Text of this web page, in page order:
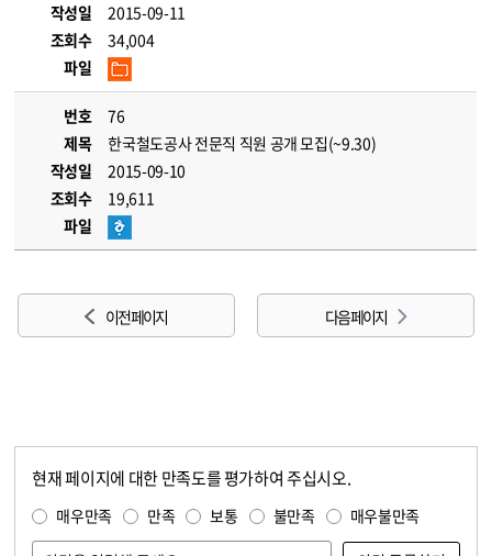
작성일
2015-09-11
조회수
34,004
파일
번호
76
제목
한국철도공사 전문직 직원 공개 모집(~9.30)
작성일
2015-09-10
조회수
19,611
파일
이전 페이지 다음 페이지
현재 페이지에 대한 만족도를 평가하여 주십시오.
매우만족 만족 보통 불만족 매우불만족